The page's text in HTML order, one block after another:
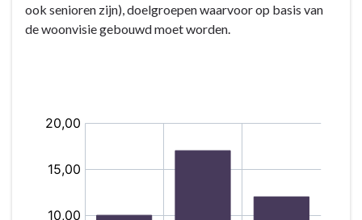
ook senioren zijn), doelgroepen waarvoor op basis van
de woonvisie gebouwd moet worden.